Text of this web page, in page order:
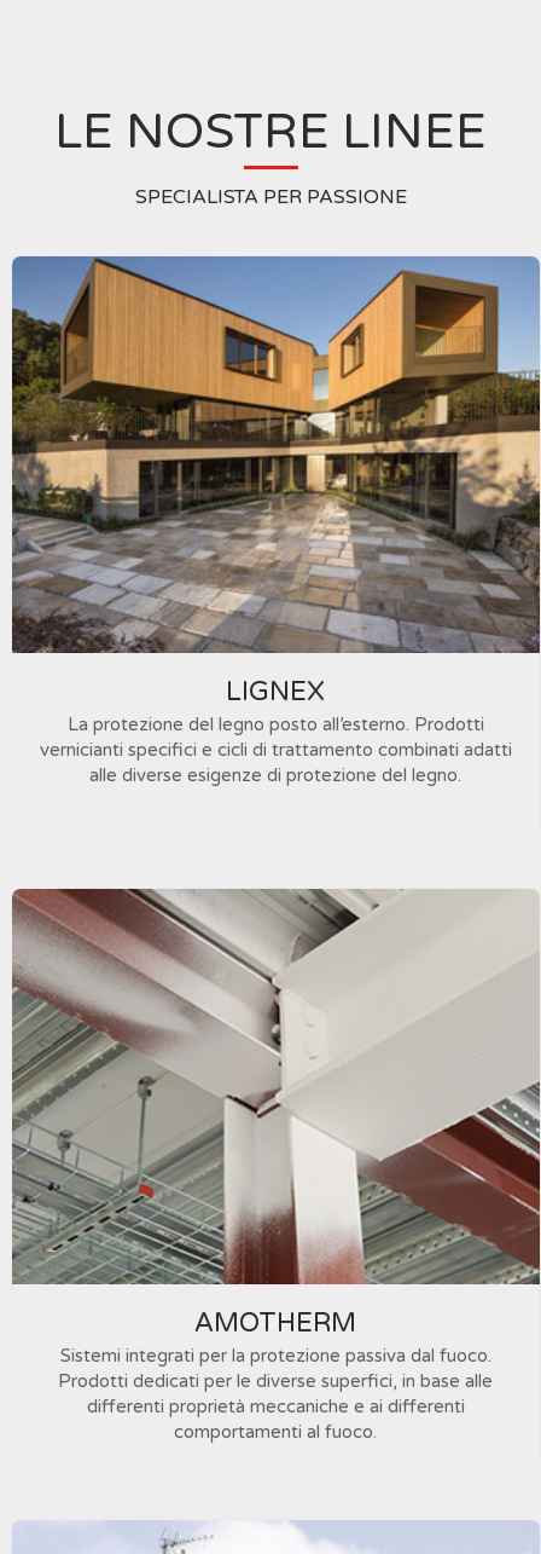
LE NOSTRE LINEE
SPECIALISTA PER PASSIONE
LIGNEX
La protezione del legno posto all’esterno. Prodotti
vernicianti specifici e cicli di trattamento combinati adatti
alle diverse esigenze di protezione del legno.
AMOTHERM
Sistemi integrati per la protezione passiva dal fuoco.
Prodotti dedicati per le diverse superfici, in base alle
differenti proprietà meccaniche e ai differenti
comportamenti al fuoco.